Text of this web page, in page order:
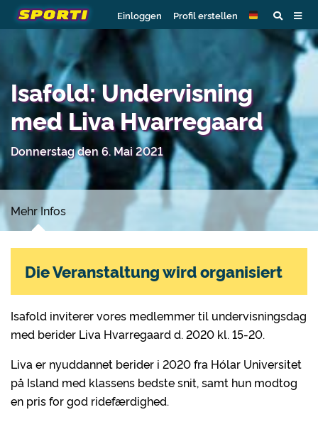
Einloggen Profil erstellen
Isafold: Undervisning
med Liva Hvarregaard
Donnerstag den 6. Mai 2021
Mehr Infos
Isafold inviterer vores medlemmer til undervisningsdag
med berider Liva Hvarregaard d. 2020 kl. 15-20.
Liva er nyuddannet berider i 2020 fra Hólar Universitet
på Island med klassens bedste snit, samt hun modtog
en pris for god ridefærdighed.
Die Veranstaltung wird organisiert